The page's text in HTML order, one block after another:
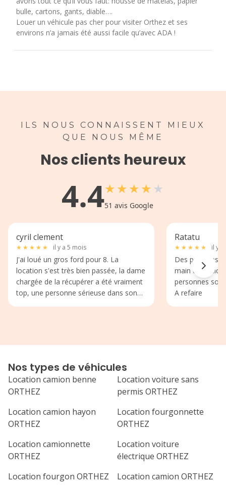
bulle, cartons, gants, diable….
Louer un véhicule pas cher pour visiter Orthez et ses
environs n’a jamais été aussi facile qu’avec ADA !
ILS NOUS CONNAISSENT MIEUX
QUE NOUS MÊME
Nos clients heureux
4.4★★★★★
51 avis Google
cyril clement
★ ★ ★ ★ ★ il y a 5 mois
J'ai loué un gros ford pour 8. La
location s'est très bien passée, la dame
chargée de la récupérer a été vraiment
top, une personne sérieuse dans son
Ratatu
★ ★ ★ ★ ★ il y
Des prix sans
main du
personnes
A refaire
Nos types de véhicules
Location camion benne
ORTHEZ
Location voiture sans
permis ORTHEZ
Location camion hayon
ORTHEZ
Location fourgonnette
ORTHEZ
Location camionnette
ORTHEZ
Location voiture
électrique ORTHEZ
Location fourgon ORTHEZ
Location camion ORTHEZ